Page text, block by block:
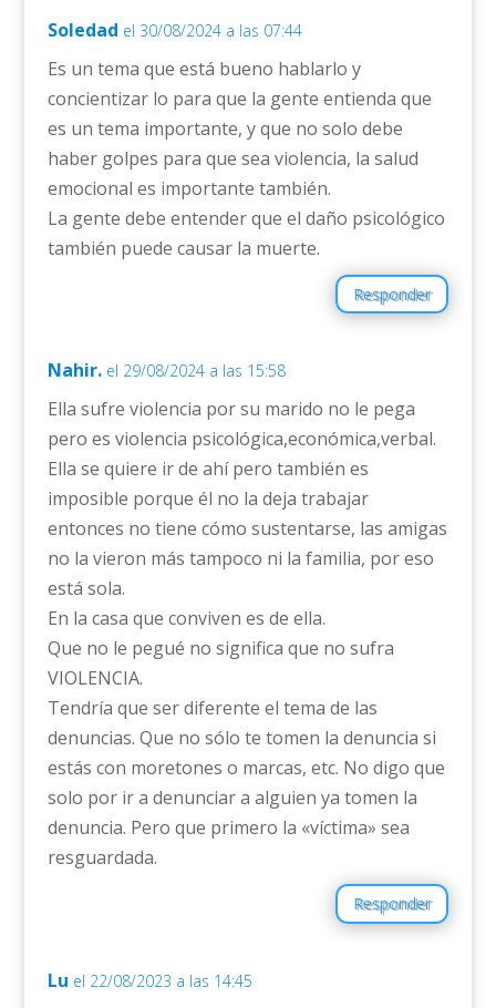
Soledad el 30/08/2024 a las 07:44
Es un tema que está bueno hablarlo y
concientizar lo para que la gente entienda que
es un tema importante, y que no solo debe
haber golpes para que sea violencia, la salud
emocional es importante también.
La gente debe entender que el daño psicológico
también puede causar la muerte.
Responder
Nahir. el 29/08/2024 a las 15:58
Ella sufre violencia por su marido no le pega
pero es violencia psicológica,económica,verbal.
Ella se quiere ir de ahí pero también es
imposible porque él no la deja trabajar
entonces no tiene cómo sustentarse, las amigas
no la vieron más tampoco ni la familia, por eso
está sola.
En la casa que conviven es de ella.
Que no le pegué no significa que no sufra
VIOLENCIA.
Tendría que ser diferente el tema de las
denuncias. Que no sólo te tomen la denuncia si
estás con moretones o marcas, etc. No digo que
solo por ir a denunciar a alguien ya tomen la
denuncia. Pero que primero la «víctima» sea
resguardada.
Responder
Lu el 22/08/2023 a las 14:45